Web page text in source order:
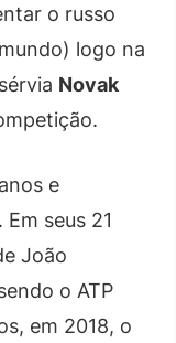
o russo
logo na
Novak
e
seus 21
João
o ATP
em 2018, o